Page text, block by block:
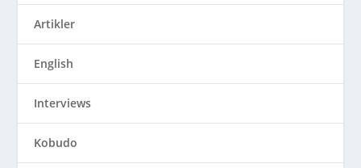
Artikler
English
Interviews
Kobudo